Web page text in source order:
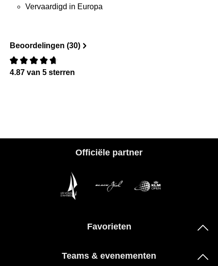
Vervaardigd in Europa
Beoordelingen (30)
Recensie met een waardering van 0 van de 5 sterren
4.87 van 5 sterren
Officiële partner
Favorieten
Teams & evenementen